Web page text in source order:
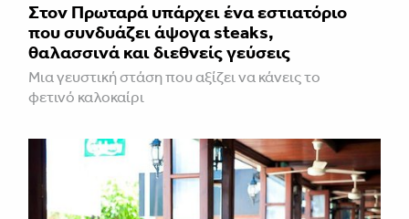
Στον Πρωταρά υπάρχει ένα εστιατόριο
που συνδυάζει άψογα steaks,
θαλασσινά και διεθνείς γεύσεις
Μια γευστική στάση που αξίζει να κάνεις το
φετινό καλοκαίρι